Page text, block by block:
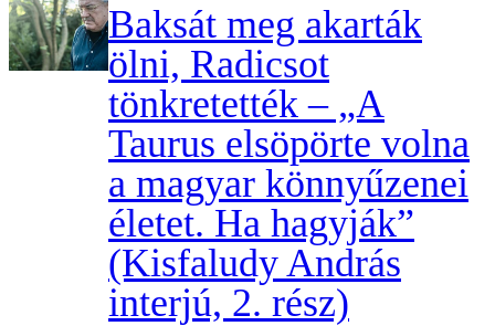
Baksát meg akarták
ölni, Radicsot
tönkretették – „A
Taurus elsöpörte volna
a magyar könnyűzenei
életet. Ha hagyják”
(Kisfaludy András
interjú, 2. rész)